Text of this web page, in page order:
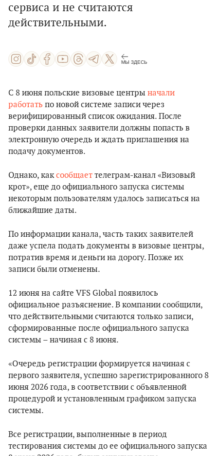
сервиса и не считаются
действительными.
МЫ ЗДЕСЬ
С 8 июня польские визовые центры начали
работать по новой системе записи через
верифицированный список ожидания. После
проверки данных заявители должны попасть в
электронную очередь и ждать приглашения на
подачу документов.
Однако, каксообщает телеграм-канал «Визовый
крот», еще до официального запуска системы
некоторым пользователям удалось записаться на
ближайшие даты.
По информации канала, часть таких заявителей
даже успела подать документы в визовые центры,
потратив время и деньги на дорогу. Позже их
записи были отменены.
12 июня на сайте VFS Global появилось
официальное разъяснение. В компании сообщили,
что действительными считаются только записи,
сформированные после официального запуска
системы – начиная с 8 июня.
«Очередь регистрации формируется начиная с
первого заявителя, успешно зарегистрированного 8
июня 2026 года, в соответствии с объявленной
процедурой и установленным графиком запуска
системы.
Все регистрации, выполненные в период
тестирования системы до ее официального запуска